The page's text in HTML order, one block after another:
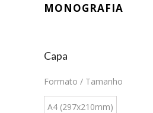
MONOGRAFIA
Capa
Formato / Tamanho
A4 (297x210mm)